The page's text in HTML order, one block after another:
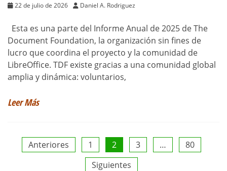
22 de julio de 2026 Daniel A. Rodriguez
Esta es una parte del Informe Anual de 2025 de The
Document Foundation, la organización sin fines de
lucro que coordina el proyecto y la comunidad de
LibreOffice. TDF existe gracias a una comunidad global
amplia y dinámica: voluntarios,
Leer Más
Paginación
Anteriores 1 2 3 …
80
Siguientes